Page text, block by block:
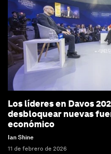
Los líderes en Davos
desbloquear nuevas
económico
Ian Shine
11 de febrero de 2026